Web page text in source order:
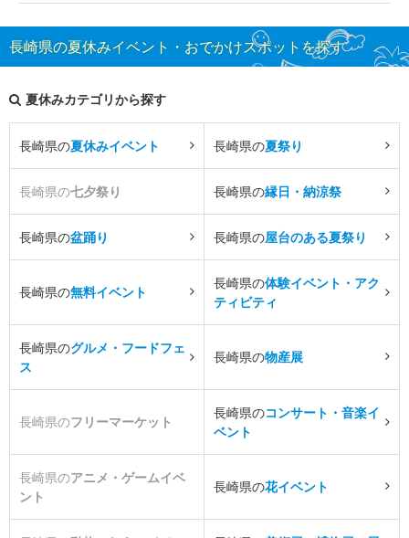
長崎県の夏休みイベント・おでかけスポットを探す
夏休みカテゴリから探す
長崎県の夏休みイベント 長崎県の夏祭り
長崎県の七夕祭り 長崎県の縁日・納涼祭
長崎県の盆踊り 長崎県の屋台のある夏祭り
長崎県の無料イベント
長崎県の体験イベント・アク
ティビティ
長崎県のグルメ・フードフェ
ス
長崎県の物産展
長崎県のフリーマーケット
長崎県のコンサート・音楽イ
ベント
長崎県のアニメ・ゲームイベ
ント
長崎県の花イベント